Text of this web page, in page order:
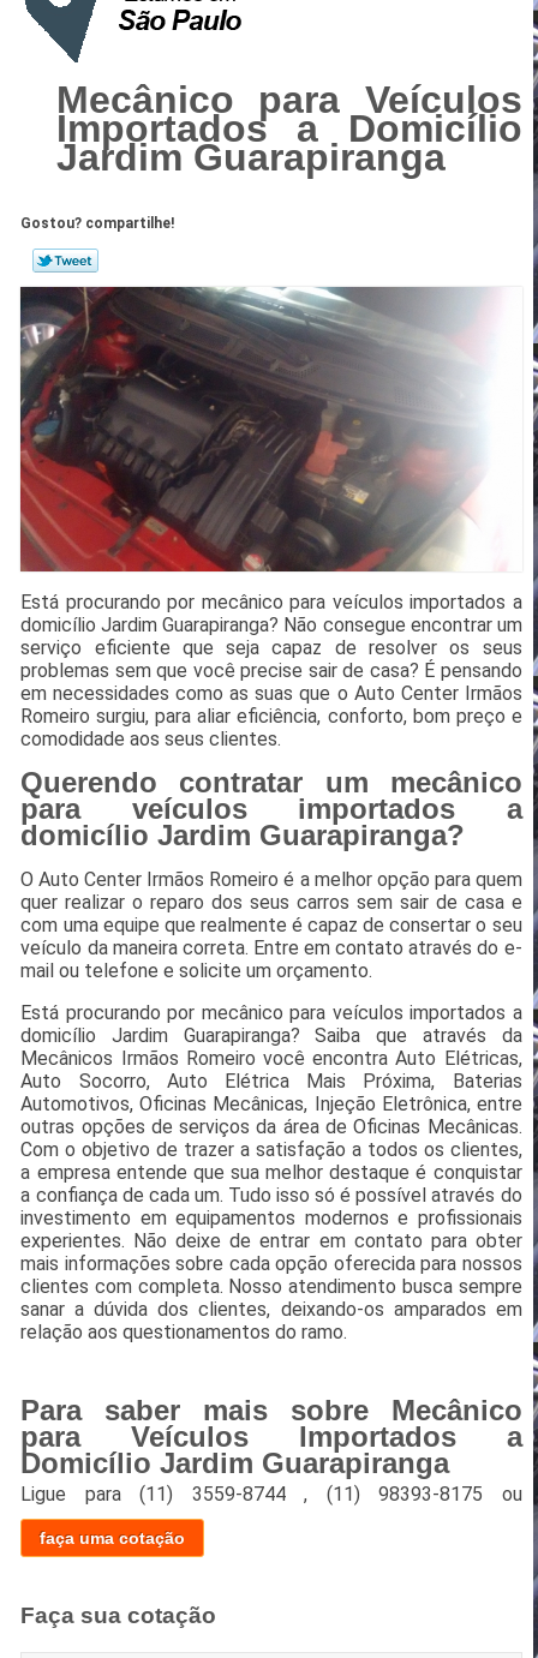
Mecânico para Veículos
Importados a Domicílio
Jardim Guarapiranga
Gostou? compartilhe!
Está procurando por mecânico para veículos importados a
domicílio Jardim Guarapiranga? Não consegue encontrar um
serviço eficiente que seja capaz de resolver os seus
problemas sem que você precise sair de casa? É pensando
em necessidades como as suas que o Auto Center Irmãos
Romeiro surgiu, para aliar eficiência, conforto, bom preço e
comodidade aos seus clientes.
Querendo contratar um mecânico
para veículos importados a
domicílio Jardim Guarapiranga?
O Auto Center Irmãos Romeiro é a melhor opção para quem
quer realizar o reparo dos seus carros sem sair de casa e
com uma equipe que realmente é capaz de consertar o seu
veículo da maneira correta. Entre em contato através do e-
mail ou telefone e solicite um orçamento.
Está procurando por mecânico para veículos importados a
domicílio Jardim Guarapiranga? Saiba que através da
Mecânicos Irmãos Romeiro você encontra Auto Elétricas,
Auto Socorro, Auto Elétrica Mais Próxima, Baterias
Automotivos, Oficinas Mecânicas, Injeção Eletrônica, entre
outras opções de serviços da área de Oficinas Mecânicas.
Com o objetivo de trazer a satisfação a todos os clientes,
a empresa entende que sua melhor destaque é conquistar
a confiança de cada um. Tudo isso só é possível através do
investimento em equipamentos modernos e profissionais
experientes. Não deixe de entrar em contato para obter
mais informações sobre cada opção oferecida para nossos
clientes com completa. Nosso atendimento busca sempre
sanar a dúvida dos clientes, deixando-os amparados em
relação aos questionamentos do ramo.
Para saber mais sobre Mecânico
para Veículos Importados a
Domicílio Jardim Guarapiranga
Ligue para(11) 3559-8744 , (11) 98393-8175 ou
faça uma cotação
Faça sua cotação